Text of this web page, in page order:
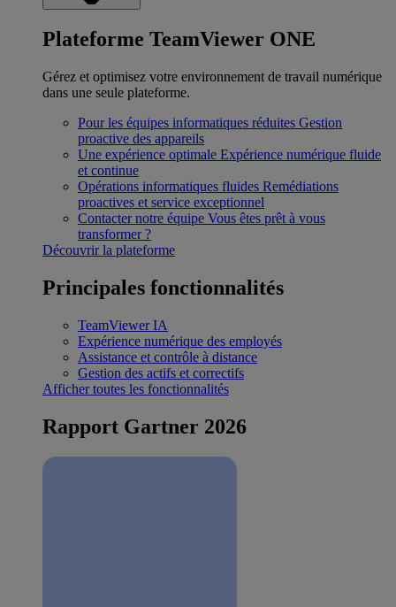
Plateforme TeamViewer ONE
Gérez et optimisez votre environnement de travail numérique
dans une seule plateforme.
Pour les équipes informatiques réduites Gestion
proactive des appareils
Une expérience optimale Expérience numérique fluide
et continue
Opérations informatiques fluides Remédiations
proactives et service exceptionnel
Contacter notre équipe Vous êtes prêt à vous
transformer ?
Découvrir la plateforme
Principales fonctionnalités
TeamViewer IA
Expérience numérique des employés
Assistance et contrôle à distance
Gestion des actifs et correctifs
Afficher toutes les fonctionnalités
Rapport Gartner 2026